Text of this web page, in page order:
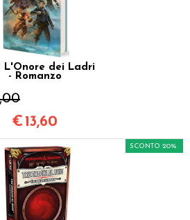
L'Onore dei Ladri
- Romanzo
€ 13,60
SCONTO 20%